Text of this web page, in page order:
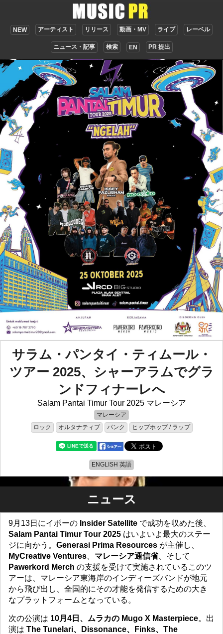
NEW アーティスト リリース 動画・MV ライブ レーベル
ニュース・記事 検索 EN PR 提出
サラム・パンタイ・ティムール・
ツアー 2025、シャーアラムでグラ
ンドフィナーレへ
Salam Pantai Timur Tour 2025 マレーシア
マレーシア
ロック
オルタナティブ パンク ヒップホップ / ラップ
ENGLISH 英語
ニュース
9月13日にイポーの Insider Satellite で成功を収めた後、
Salam Pantai Timur Tour 2025 はいよいよ最大のステー
ジに向かう。 Generasi Prima Resources が主催し、
MyCreative Ventures
マレーシア通信省、そして
Pawerkord Merch の支援を受けて実施されているこのツ
アーは、マレーシア東海岸のインディーズバンドが地元
から飛び出し、全国的にその才能を発信するための大き
なプラットフォームとなっている。
次の公演は 10月4日、ムラカの Mugo X Masterpiece。出
演は The Tunelari、Dissonance、Finks、The